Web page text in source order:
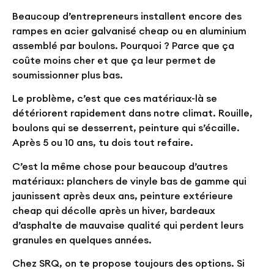
Beaucoup d’entrepreneurs installent encore des
rampes en acier galvanisé cheap ou en aluminium
assemblé par boulons. Pourquoi ? Parce que ça
coûte moins cher et que ça leur permet de
soumissionner plus bas.
Le problème, c’est que ces matériaux-là se
détériorent rapidement dans notre climat. Rouille,
boulons qui se desserrent, peinture qui s’écaille.
Après 5 ou 10 ans, tu dois tout refaire.
C’est la même chose pour beaucoup d’autres
matériaux: planchers de vinyle bas de gamme qui
jaunissent après deux ans, peinture extérieure
cheap qui décolle après un hiver, bardeaux
d’asphalte de mauvaise qualité qui perdent leurs
granules en quelques années.
Chez SRQ, on te propose toujours des options. Si